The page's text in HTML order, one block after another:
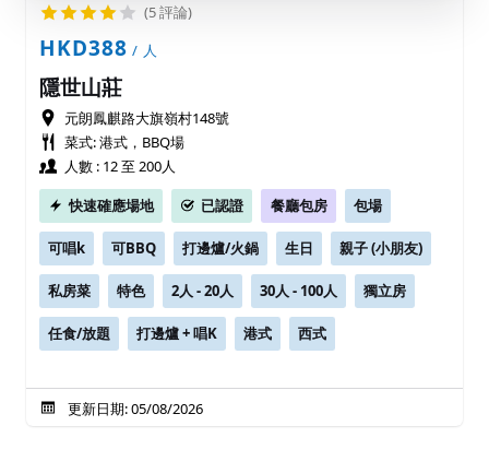
(5 評論)
HKD388 / 人
隱世山莊
元朗鳳麒路大旗嶺村148號
菜式: 港式，BBQ場
人數 : 12 至 200人
快速確應場地
已認證 餐廳包房 包場
可唱k 可BBQ 打邊爐/火鍋 生日 親子 (小朋友)
私房菜 特色 2人 - 20人 30人 - 100人 獨立房
任食/放題 打邊爐 + 唱K 港式 西式
更新日期: 05/08/2026